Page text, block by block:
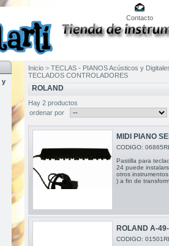
Contacto
y
Inicio > TECLAS - PIANOS Acústicos y
TECLADOS CONTROLADORES
ROLAND
Hay 2 productos
ordenar por
MIDI PIANO
CODIGO:
Pastilla para
24 puede
otros
) a fin de
ROLAND A-
CODIGO: